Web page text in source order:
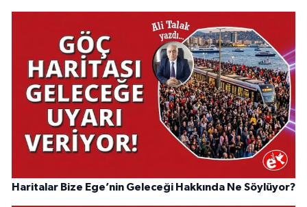
Haritalar Bize Ege’nin Geleceği Hakkında Ne Söylüyor?